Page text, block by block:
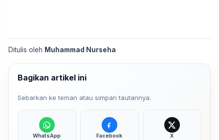
Ditulis oleh Muhammad Nurseha
Bagikan artikel ini
Sebarkan ke teman atau simpan tautannya.
WhatsApp Facebook X